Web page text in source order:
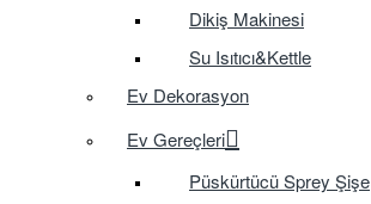
Dikiş Makinesi
Su Isıtıcı&Kettle
Ev Dekorasyon
Ev Gereçleri
Püskürtücü Sprey Şişe